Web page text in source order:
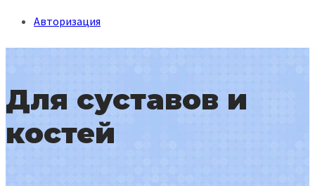
Авторизация
Для суставов и
костей